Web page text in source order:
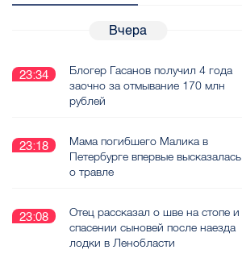
Вчера
23:34
Блогер Гасанов получил 4 года
заочно за отмывание 170 млн
рублей
23:18
Мама погибшего Малика в
Петербурге впервые высказалась
о травле
23:08
Отец рассказал о шве на стопе и
спасении сыновей после наезда
лодки в Ленобласти